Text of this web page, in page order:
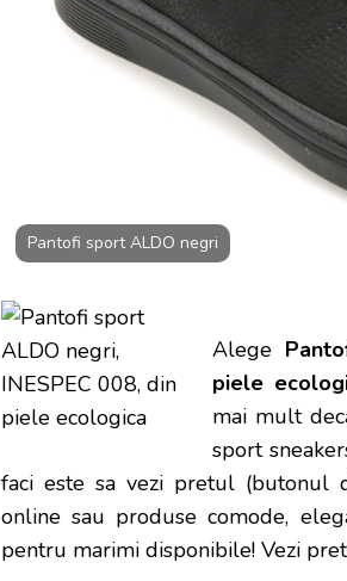
Pantofi sport ALDO negri
Alege
piele
mai mult
sport
faci este sa vezi pretul (butonul
online sau produse comode,
pentru marimi disponibile! Vezi